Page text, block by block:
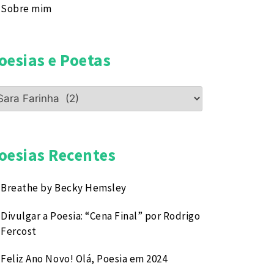
Sobre mim
e Poetas
Recentes
Breathe by Becky Hemsley
Divulgar a Poesia: “Cena Final” por Rodrigo
Fercost
Feliz Ano Novo! Olá, Poesia em 2024